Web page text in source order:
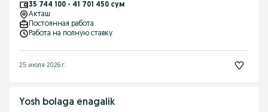
35 744 100 - 41 701 450 сум
Акташ
Постоянная работа
Работа на полную ставку
25 июля 2026 г.
Yosh bolaga enagalik